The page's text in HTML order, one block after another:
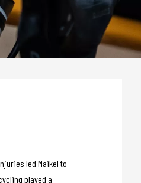
led Maikel to
played a